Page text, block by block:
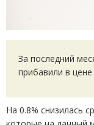
За последний
прибавили в
На 0.8% снизилась